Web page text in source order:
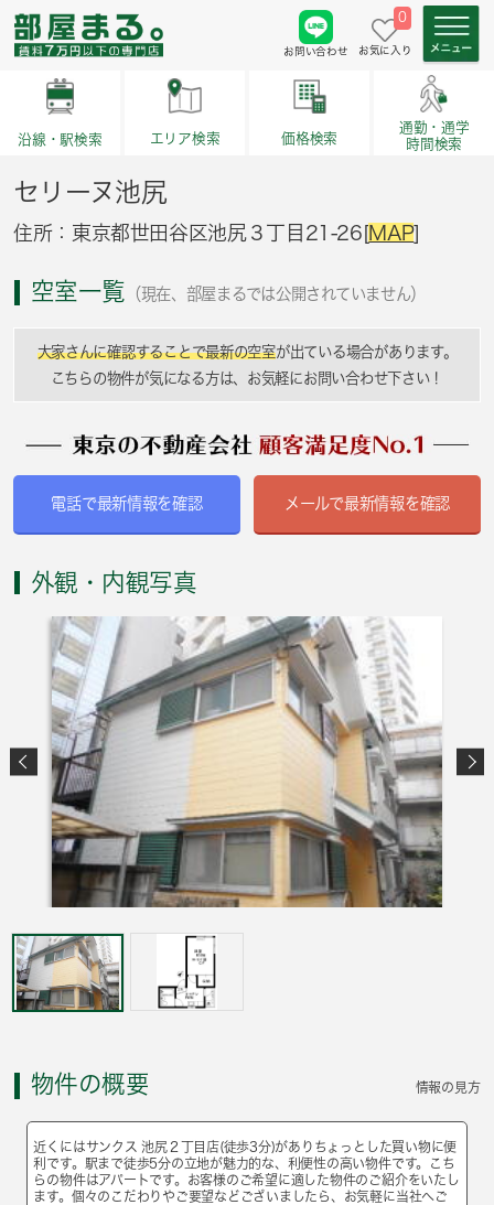
お問い合わせ
0
お気に入り
沿線・駅検索 エリア検索 価格検索
通勤・通学
時間検索
セリーヌ池尻
住所：東京都世田谷区池尻３丁目21-26[MAP]
空室一覧 （現在、部屋まるでは公開されていません）
大家さんに確認することで最新の空室が出ている場合があります。
こちらの物件が気になる方は、お気軽にお問い合わせ下さい！
電話で最新情報を確認 メールで最新情報を確認
外観・内観写真
物件の概要 情報の見方
近くにはサンクス 池尻２丁目店(徒歩3分)がありちょっとした買い物に便
利です。駅まで徒歩5分の立地が魅力的な、利便性の高い物件です。こち
らの物件はアパートです。お客様のご希望に適した物件のご紹介をいたし
ます。個々のこだわりやご要望などございましたら、お気軽に当社へご